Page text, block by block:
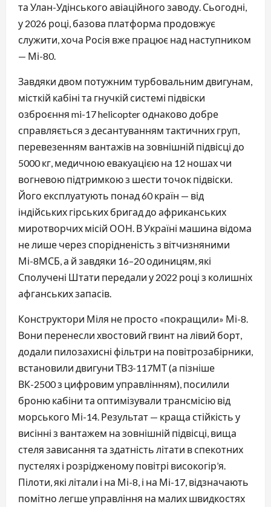
та Улан-Удінського авіаційного заводу. Сьогодні,
у 2026 році, базова платформа продовжує
служити, хоча Росія вже працює над наступником
— Мі-80.
Завдяки двом потужним турбовальним двигунам,
місткій кабіні та гнучкій системі підвіски
озброєння mi-17 helicopter однаково добре
справляється з десантуванням тактичних груп,
перевезенням вантажів на зовнішній підвісці до
5000 кг, медичною евакуацією на 12 ношах чи
вогневою підтримкою з шести точок підвіски.
Його експлуатують понад 60 країн — від
індійських гірських бригад до африканських
миротворчих місій ООН. В Україні машина відома
не лише через спорідненість з вітчизняними
Мі-8МСБ, а й завдяки 16–20 одиницям, які
Сполучені Штати передали у 2022 році з колишніх
афганських запасів.
Конструктори Міля не просто «покращили» Мі-8.
Вони перенесли хвостовий гвинт на лівий борт,
додали пилозахисні фільтри на повітрозабірники,
встановили двигуни ТВ3-117МТ (а пізніше
ВК-2500 з цифровим управлінням), посилили
броню кабіни та оптимізували трансмісію від
морського Мі-14. Результат — краща стійкість у
висінні з вантажем на зовнішній підвісці, вища
стеля зависання та здатність літати в спекотних
пустелях і розрідженому повітрі високогір’я.
Пілоти, які літали і на Мі-8, і на Мі-17, відзначають
помітно легше управління на малих швидкостях